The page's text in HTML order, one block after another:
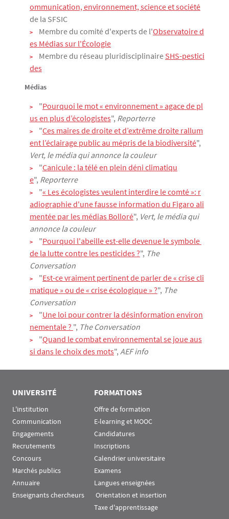
ommunication, environnement, science et société
de la SFSIC
Membre du comité d'experts de l'Observatoire d
es Médias sur l'Écologie
Membre du réseau pluridisciplinaire SHS-pestici
des
Médias
"Pourquoi le mot « environnement » agace de pl
us en plus d’écologistes", Reporterre
"Ces maires de droite et d’extrême droite rallum
ent l’éclairage public au mépris de la biodiversité",
Vert, le média qui annonce la couleur
"Canicule : la télé en plein déni climatiqu
e", Reporterre
"« Les écologistes veulent interdire le comté »: r
adiographie d'une fausse information du Figaro ali
mentée par les médias Bolloré", Vert, le média qui
annonce la couleur
"Pourquoi l'abeille est-elle devenue le symbole
de la lutte contre les pesticides ?", The
Conversation
"Est-ce vraiment pertinent de parler de « crise cli
matique » ou de « crise écologique » ?", The
Conversation
"Une loi pour contrer la désinformation environ
nementale ? ", The Conversation
"Quand le combat environnemental se joue aus
si dans le choix des mots", AEF info
UNIVERSITÉ
L'institution
Communication
Engagements
Recrutements
Concours
Marchés publics
Annuaire
Enseignants chercheurs
FORMATIONS
Offre de formation
E-learning et MOOC
Candidatures
Inscriptions
Calendrier universitaire
Examens
Langues enseignées
Orientation et insertion
Taxe d'apprentissage